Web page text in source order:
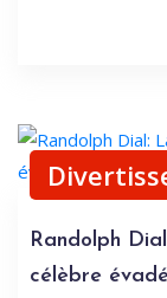
Randolph
célèbre